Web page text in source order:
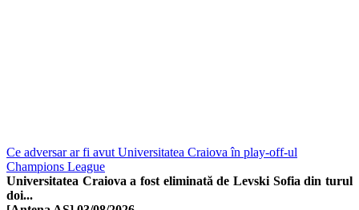
Ce adversar ar fi avut Universitatea Craiova în play-off-ul
Champions League
Universitatea Craiova a fost eliminată de Levski Sofia din turul
doi...